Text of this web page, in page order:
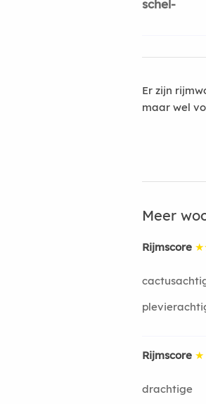
schel-
Er zijn
maar wel
Meer
Rijmscore
Rijmscore ★
drachtige